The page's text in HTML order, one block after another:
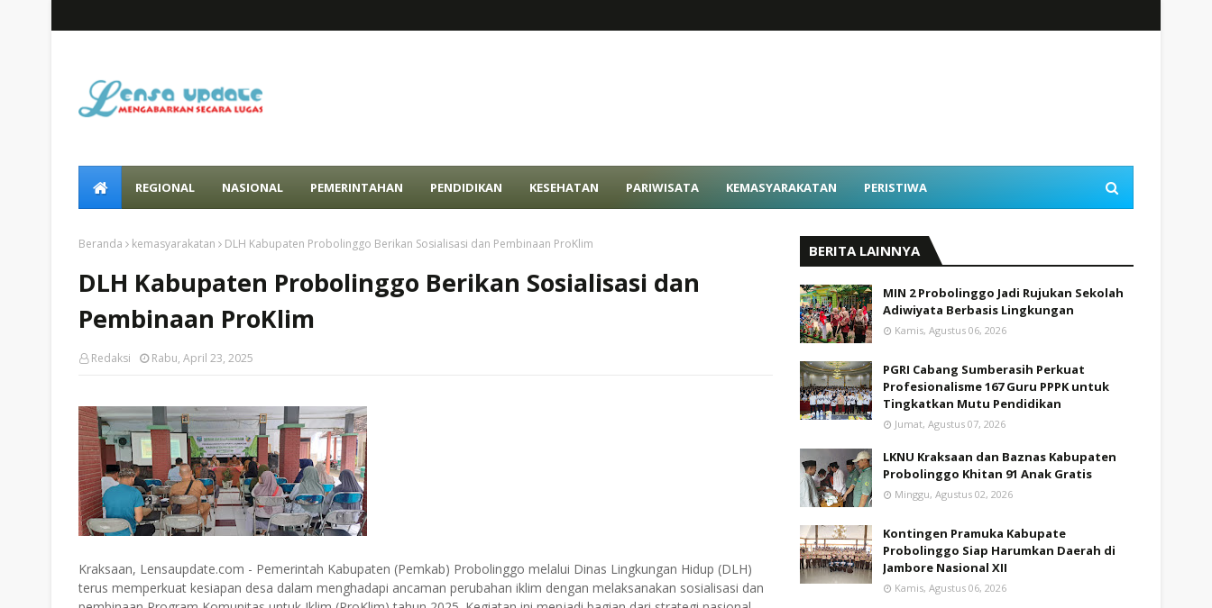
REGIONAL NASIONAL PEMERINTAHAN PENDIDIKAN KESEHATAN PARIWISATA KEMASYARAKATAN PERISTIWA
Beranda kemasyarakatan DLH Kabupaten Probolinggo Berikan Sosialisasi dan Pembinaan ProKlim
DLH Kabupaten Probolinggo Berikan Sosialisasi dan
Pembinaan ProKlim
Redaksi Rabu, April 23, 2025
Kraksaan, Lensaupdate.com - Pemerintah Kabupaten (Pemkab) Probolinggo melalui Dinas Lingkungan Hidup (DLH)
terus memperkuat kesiapan desa dalam menghadapi ancaman perubahan iklim dengan melaksanakan sosialisasi dan
BERITA LAINNYA
MIN 2 Probolinggo Jadi Rujukan Sekolah
Adiwiyata Berbasis Lingkungan
Kamis, Agustus 06, 2026
PGRI Cabang Sumberasih Perkuat
Profesionalisme 167 Guru PPPK untuk
Tingkatkan Mutu Pendidikan
Jumat, Agustus 07, 2026
LKNU Kraksaan dan Baznas Kabupaten
Probolinggo Khitan 91 Anak Gratis
Minggu, Agustus 02, 2026
Kontingen Pramuka Kabupate
Probolinggo Siap Harumkan Daerah di
Jambore Nasional XII
Kamis, Agustus 06, 2026